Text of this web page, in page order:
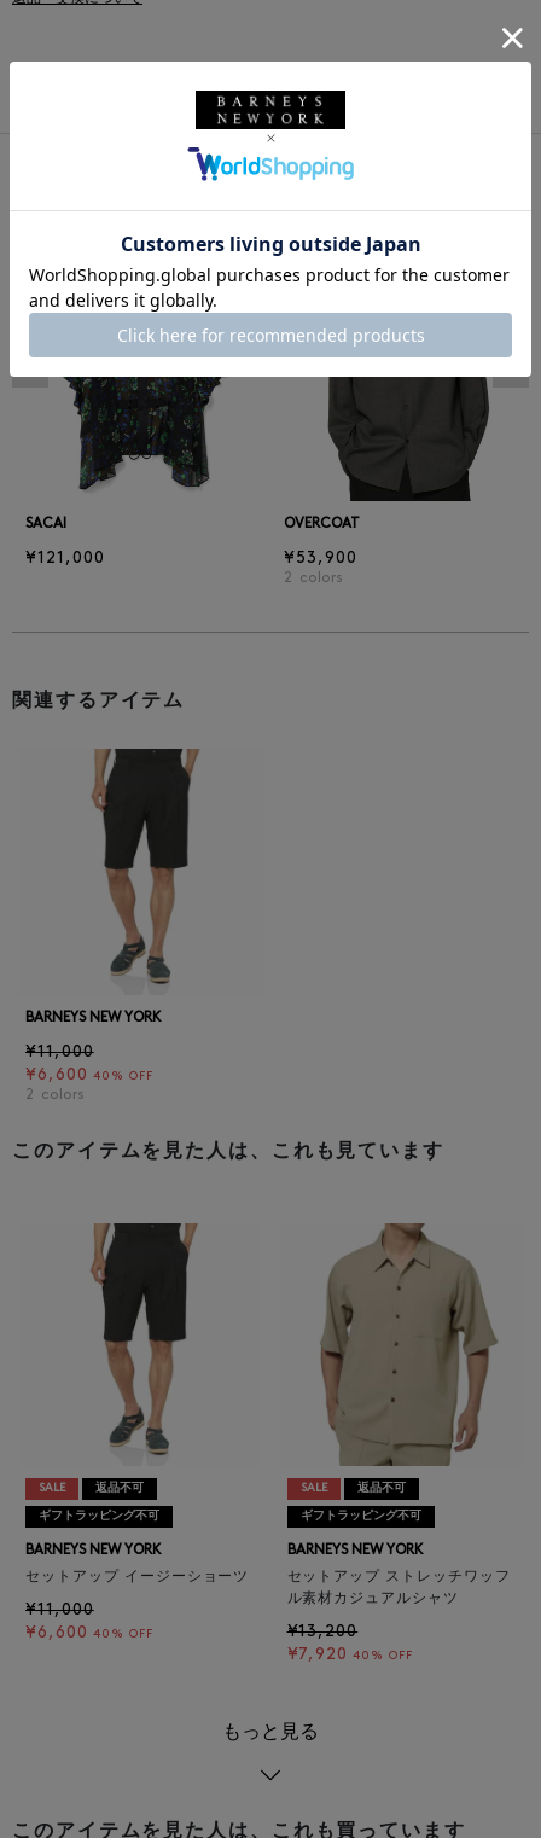
同じカテゴリのアイテム
SACAI
¥121,000
OVERCOAT
¥53,900
2 colors
前の画像 次の
関連するアイテム
BARNEYS NEW YORK
¥11,000
¥6,600 40% OFF
2 colors
このアイテムを見た人は、これも見ています
SALE 返品不可
ギフトラッピング不可
BARNEYS NEW YORK
セットアップ イージーショーツ
¥11,000
¥6,600 40% OFF
SALE 返品不可
ギフトラッピング不可
BARNEYS NEW YORK
セットアップ ストレッチワッフ
ル素材カジュアルシャツ
¥13,200
¥7,920 40% OFF
もっと見る
このアイテムを見た人は、これも買っています